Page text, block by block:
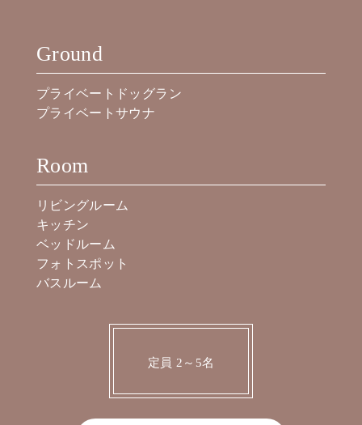
Ground
プライベートドッグラン
プライベートサウナ
Room
リビングルーム
キッチン
ベッドルーム
フォトスポット
バスルーム
定員 2～5名